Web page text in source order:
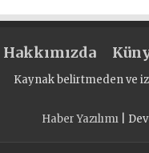
BİR GÜÇ
TARTIŞMAYA
AÇILDI
Hakkımızda
Kaynak belirtmeden ve
Haber Yazılımı|